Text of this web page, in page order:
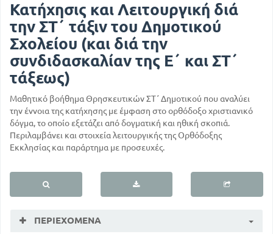
Κατήχησις και Λειτουργική διά
την ΣΤ΄ τάξιν του Δημοτικού
Σχολείου (και διά την
συνδιδασκαλίαν της Ε΄ και ΣΤ΄
τάξεως)
Μαθητικό βοήθημα Θρησκευτικών ΣΤ΄ Δημοτικού που αναλύει
την έννοια της κατήχησης με έμφαση στο ορθόδοξο χριστιανικό
δόγμα, το οποίο εξετάζει από δογματική και ηθική σκοπιά.
Περιλαμβάνει και στοιχεία λειτουργικής της Ορθόδοξης
Εκκλησίας και παράρτημα με προσευχές.
ΠΕΡΙΕΧΌΜΕΝΑ